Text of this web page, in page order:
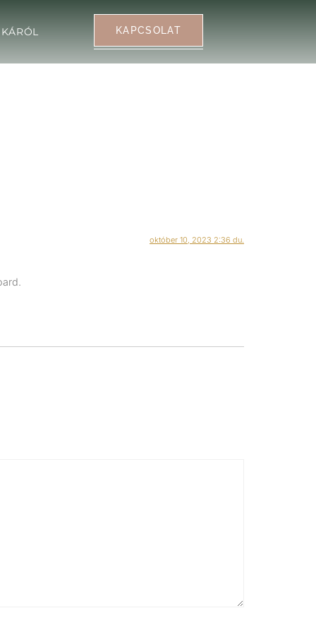
KAPCSOLAT
október 10, 2023 2:36 du.